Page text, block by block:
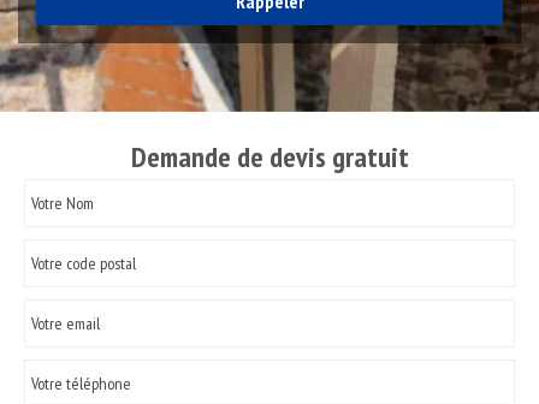
Demande de devis gratuit